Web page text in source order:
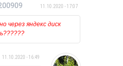
курсоре
проблема?
11.10.2020 - 17:07
через яндекс диск
11.10.2020 - 16:49